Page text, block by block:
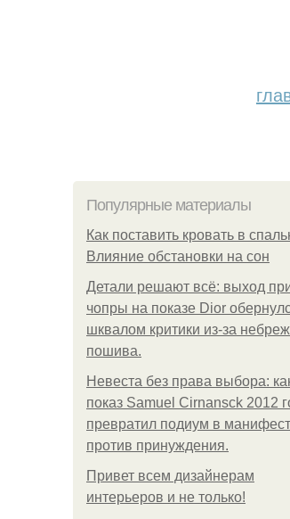
Популярные материалы
Как поставить кровать в
Влияние обстановки на сон
Детали решают всё: выход
чопры на показе Dior
шквалом критики из-за
пошива.
Невеста без права выбора:
показ Samuel Cirnansck 2012
превратил подиум в манифест
против принуждения.
Привет всем дизайнерам
интерьеров и не только!